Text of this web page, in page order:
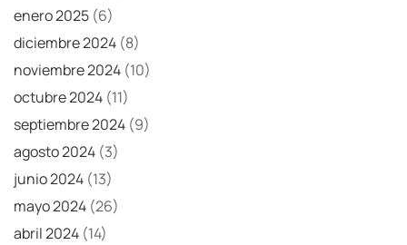
enero 2025 (6)
diciembre 2024 (8)
noviembre 2024 (10)
octubre 2024 (11)
septiembre 2024 (9)
agosto 2024 (3)
junio 2024 (13)
mayo 2024 (26)
abril 2024 (14)